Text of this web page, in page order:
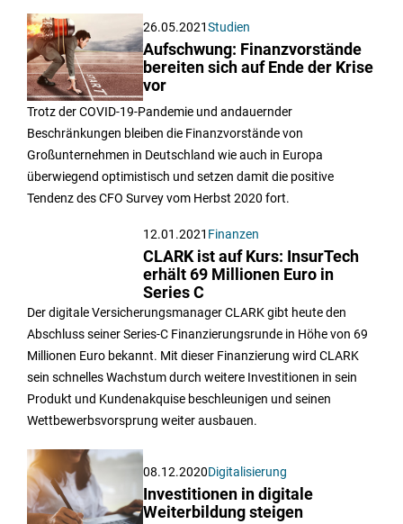
26.05.2021Studien
Aufschwung: Finanzvorstände
bereiten sich auf Ende der Krise
vor
Trotz der COVID-19-Pandemie und andauernder
Beschränkungen bleiben die Finanzvorstände von
Großunternehmen in Deutschland wie auch in Europa
überwiegend optimistisch und setzen damit die positive
Tendenz des CFO Survey vom Herbst 2020 fort.
12.01.2021 Finanzen
CLARK ist auf Kurs: InsurTech
erhält 69 Millionen Euro in
Series C
Der digitale Versicherungsmanager CLARK gibt heute den
Abschluss seiner Series-C Finanzierungsrunde in Höhe von 69
Millionen Euro bekannt. Mit dieser Finanzierung wird CLARK
sein schnelles Wachstum durch weitere Investitionen in sein
Produkt und Kundenakquise beschleunigen und seinen
Wettbewerbsvorsprung weiter ausbauen.
08.12.2020Digitalisierung
Investitionen in digitale
Weiterbildung steigen